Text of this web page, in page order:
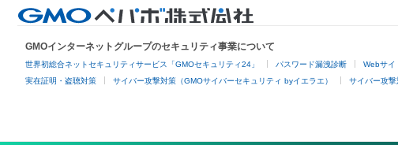
GMOインターネットグループのセキュリティ事業について
世界初総合ネットセキュリティサービス「GMOセキュリティ24」 パスワード漏洩診断 Webサイ
実在証明・盗聴対策 サイバー攻撃対策（GMOサイバーセキュリティ byイエラエ） サイバー攻撃